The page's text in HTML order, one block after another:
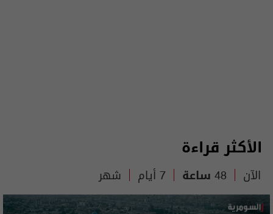
الأكثر قراءة
الآن 48 ساعة 7 أيام شهر